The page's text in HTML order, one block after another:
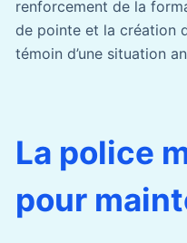
renforcement de la
de pointe et la création
témoin d’une situation
La police
pour